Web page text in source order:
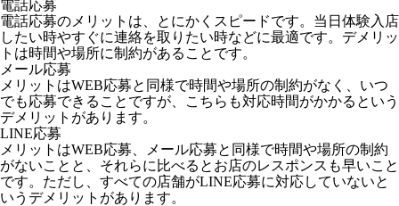
電話応募
電話応募のメリットは、とにかくスピードです。当日体験入店
したい時やすぐに連絡を取りたい時などに最適です。デメリッ
トは時間や場所に制約があることです。
メール応募
メリットはWEB応募と同様で時間や場所の制約がなく、いつ
でも応募できることですが、こちらも対応時間がかかるという
デメリットがあります。
LINE応募
メリットはWEB応募、メール応募と同様で時間や場所の制約
がないことと、それらに比べるとお店のレスポンスも早いこと
です。ただし、すべての店舗がLINE応募に対応していないと
いうデメリットがあります。